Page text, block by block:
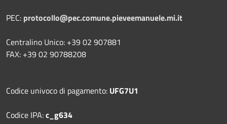
PEC: protocollo@pec.comune.pieveemanuele.mi.it
Centralino Unico: +39 02 907881
FAX: +39 02 90788208
Codice univoco di pagamento: UFG7U1
Codice IPA:c_g634